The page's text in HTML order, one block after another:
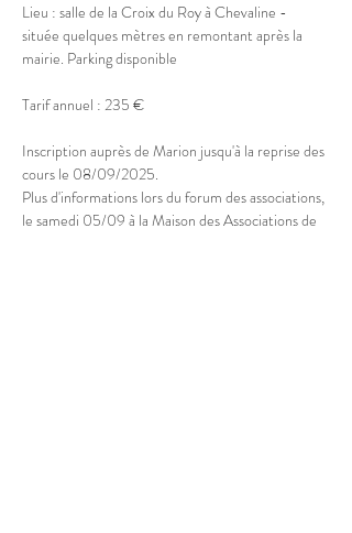
Lieu : salle de la Croix du Roy à Chevaline -
située quelques mètres en remontant après la
mairie. Parking disponible
Tarif annuel : 235 €
Inscription auprès de Marion jusqu'à la reprise des
cours le 08/09/2025.
Plus d'informations lors du forum des associations,
le samedi 05/09 à la Maison des Associations de